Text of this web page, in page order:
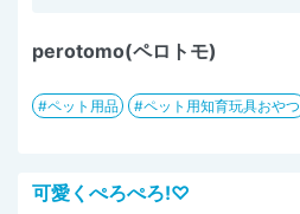
perotomo(ペロトモ)
ペット用品 ペット用知育玩具おやつ
可愛くぺろぺろ!♡